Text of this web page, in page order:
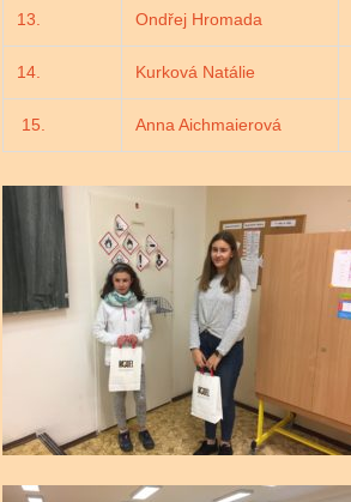
13. Ondřej Hromada
14. Kurková Natálie
15. Anna Aichmaierová